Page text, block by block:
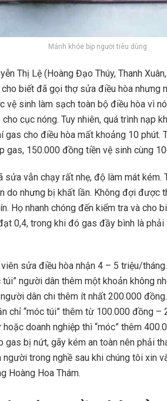
Mánh khóe bịp người tiêu dùng
Thị Lệ (Hoàng Đạo Thúy, Thanh
biết đã gọi thợ sửa điều hòa nhưng
vệ sinh làm sạch toàn bộ điều hòa vì
cục nóng. Tuy nhiên, quá trình nạp
gas cho điều hòa mất khoảng 10 phút.
gas, 150.000 đồng tiền vệ sinh cùng
sửa vẫn chạy rất nhẹ, độ làm mát
do nhưng bị khất lần. Không đợi được
Họ nhanh chóng đến kiểm tra và cho
0,4, trong khi đó gas đầy bình là
sửa điều hòa nhận 4 – 5 triệu/
người dân thêm một khoản không
dân chi thêm ít nhất 200.000
chỉ “móc túi” thêm từ 100.000 đồng
doanh nghiệp thì “móc” thêm
bị nứt, gãy kém an toàn nên phải
trong nghề sau khi chúng tôi xin
Hoàng Hoa Thám.